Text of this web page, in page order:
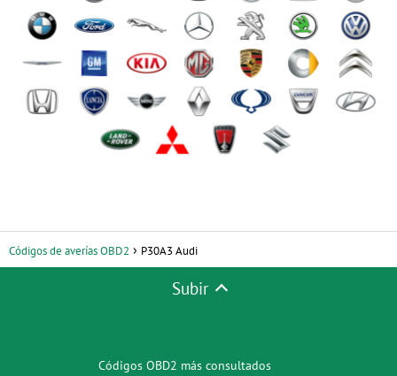
Códigos de averías OBD2 P30A3 Audi
Subir
Códigos OBD2 más consultados